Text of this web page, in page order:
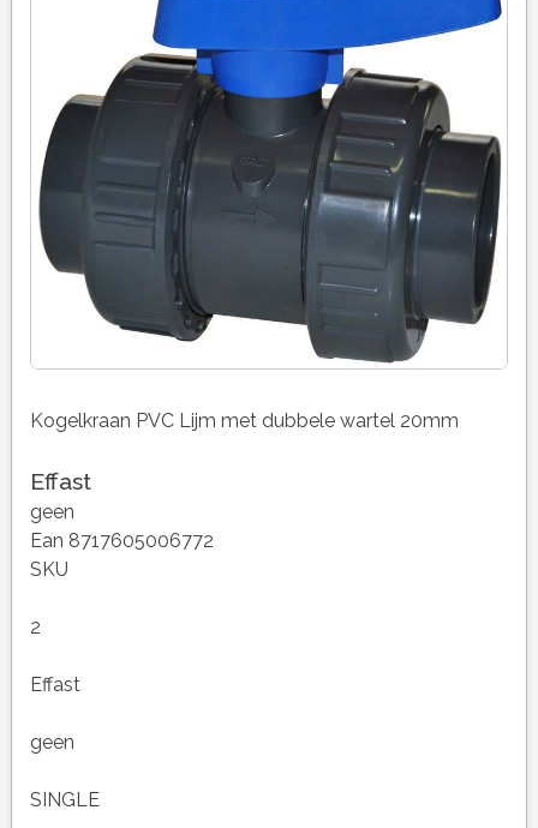
Kogelkraan PVC Lijm met dubbele wartel 20mm
Effast
geen
Ean 8717605006772
SKU
2
Effast
geen
SINGLE